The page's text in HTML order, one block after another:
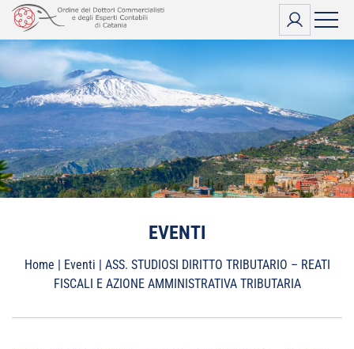
Vai
contenuto
EVENTI
Home | Eventi | ASS. STUDIOSI DIRITTO TRIBUTARIO – REATI
FISCALI E AZIONE AMMINISTRATIVA TRIBUTARIA